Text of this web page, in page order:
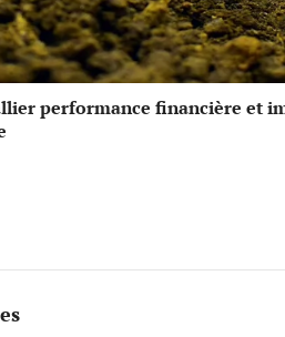
performance financière et